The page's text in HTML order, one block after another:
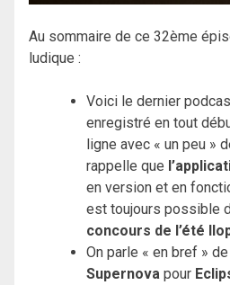
Au sommaire de ce 32ème
ludique :
Voici le dernier
enregistré en tout
ligne avec « un peu »
rappelle que
en version et en
est toujours possible
concours de l’été
On parle « en bref »
Supernova pour